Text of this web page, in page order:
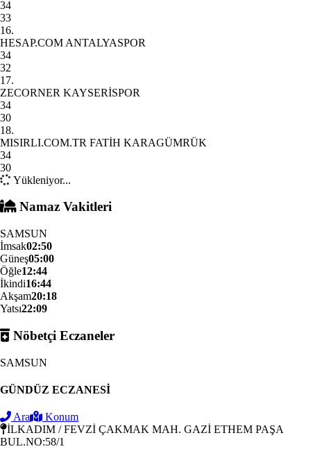
34
33
16.
HESAP.COM ANTALYASPOR
34
32
17.
ZECORNER KAYSERİSPOR
34
30
18.
MISIRLI.COM.TR FATİH KARAGÜMRÜK
34
30
Yükleniyor...
Namaz Vakitleri
SAMSUN
İmsak02:50
Güneş05:00
Öğle12:44
İkindi16:44
Akşam20:18
Yatsı22:09
Nöbetçi Eczaneler
SAMSUN
GÜNDÜZ ECZANESİ
Ara
Konum
İLKADIM / FEVZİ ÇAKMAK MAH. GAZİ ETHEM PAŞA
BUL.NO:58/1